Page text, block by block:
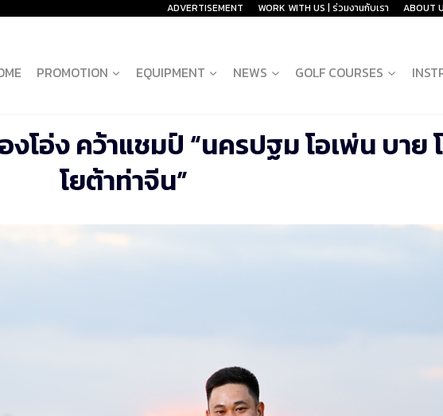
ADVERTISEMENT WORK WITH US | ร่วมงานกับเรา ABOUT
PROMOTION EQUIPMENT NEWS GOLF COURSES
งโอ่ง คว้าแชมป์ “นครปฐม โอเพ่น บาย
โยต้าท่าจีน”